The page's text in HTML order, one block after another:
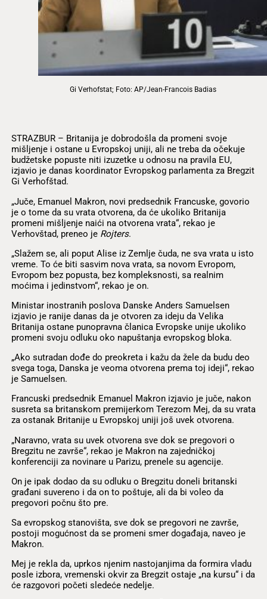
Gi Verhofstat; Foto: AP/Jean-Francois Badias
STRAZBUR – Britanija je dobrodošla da promeni svoje
mišljenje i ostane u Evropskoj uniji, ali ne treba da očekuje
budžetske popuste niti izuzetke u odnosu na pravila EU,
izjavio je danas koordinator Evropskog parlamenta za Bregzit
Gi Verhofštad.
„Juče, Emanuel Makron, novi predsednik Francuske, govorio
je o tome da su vrata otvorena, da će ukoliko Britanija
promeni mišljenje naići na otvorena vrata“, rekao je
Verhovštad, preneo je Rojters.
„Slažem se, ali poput Alise iz Zemlje čuda, ne sva vrata u isto
vreme. To će biti sasvim nova vrata, sa novom Evropom,
Evropom bez popusta, bez kompleksnosti, sa realnim
moćima i jedinstvom“, rekao je on.
Ministar inostranih poslova Danske Anders Samuelsen
izjavio je ranije danas da je otvoren za ideju da Velika
Britanija ostane punopravna članica Evropske unije ukoliko
promeni svoju odluku oko napuštanja evropskog bloka.
„Ako sutradan dođe do preokreta i kažu da žele da budu deo
svega toga, Danska je veoma otvorena prema toj ideji“, rekao
je Samuelsen.
Francuski predsednik Emanuel Makron izjavio je juče, nakon
susreta sa britanskom premijerkom Terezom Mej, da su vrata
za ostanak Britanije u Evropskoj uniji još uvek otvorena.
„Naravno, vrata su uvek otvorena sve dok se pregovori o
Bregzitu ne završe“, rekao je Makron na zajedničkoj
konferenciji za novinare u Parizu, prenele su agencije.
On je ipak dodao da su odluku o Bregzitu doneli britanski
građani suvereno i da on to poštuje, ali da bi voleo da
pregovori počnu što pre.
Sa evropskog stanovišta, sve dok se pregovori ne završe,
postoji mogućnost da se promeni smer događaja, naveo je
Makron.
Mej je rekla da, uprkos njenim nastojanjima da formira vladu
posle izbora, vremenski okvir za Bregzit ostaje „na kursu“ i da
će razgovori početi sledeće nedelje.